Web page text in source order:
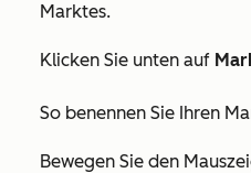
Marktes.
Klicken Sie unten auf
So benennen Sie Ihren
Bewegen Sie den